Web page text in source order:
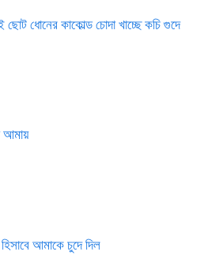
ছোট ধোনের কাকোল্ড চোদা খাচ্ছে কচি গুদে
আমায়
আমাকে চুদে দিল